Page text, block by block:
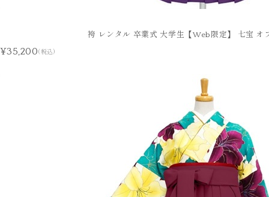
袴 レンタル 卒業式 大学生【Web限定】 七宝 オ
¥35,200(税込)